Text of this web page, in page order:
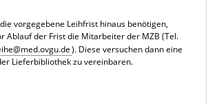
vorgegebene Leihfrist hinaus benötigen,
Ablauf der Frist die Mitarbeiter der MZB (Tel.
). Diese versuchen dann eine
Lieferbibliothek zu vereinbaren.